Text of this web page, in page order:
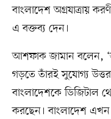
বাংলাদেশ অগ্রযাত্রায়
এ বক্তব্য দেন।
আশফাক জামান বলেন,
গড়তে তাঁরই সুযোগ্য
বাংলাদেশকে ডিজিটাল
করছেন। বাংলাদেশ এখন